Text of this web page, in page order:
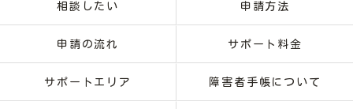
相談したい 申請方法
申請の流れ サポート料金
サポートエリア 障害者手帳について